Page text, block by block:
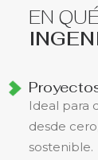
EN
Ideal para
desde
sostenible.